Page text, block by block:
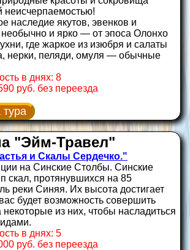
неисчерпаемостью!
наследие якутов, эвенков и
необычно и ярко — от эпоса Олонхо
где жаркое из изюбря и салаты
нерки, пеляди, омуля — обычные
в днях: 8
руб. без переезда
тура
"Эйм-Травел"
и Скалы Сердечко."
на Синские Столбы. Синские
скал, протянувшихся на 85
реки Синяя. Их высота достигает
будет возможность совершить
из них, чтобы насладиться
в днях: 5
руб. без переезда